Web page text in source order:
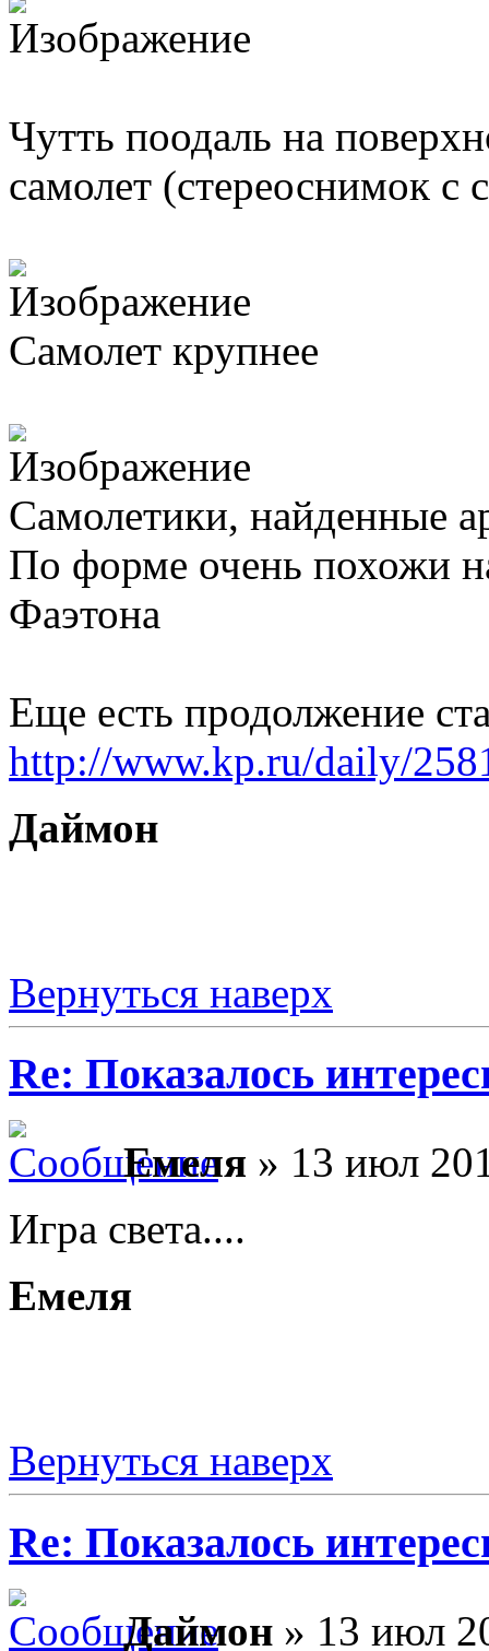
Чутть поодаль на
самолет (стереоснимок
Самолет крупнее
Самолетики, найденные
По форме очень похожи
Фаэтона
Еще есть продолжение
http://www.kp.ru/daily/
Даймон
Вернуться наверх
Re: Показалось
Емеля » 13 июл
Игра света....
Емеля
Вернуться наверх
Re: Показалось
Даймон » 13 июл